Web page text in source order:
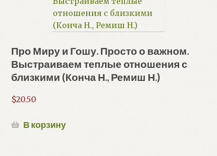
Про Миру и Гошу. Просто о важном.
Выстраиваем теплые отношения с
близкими (Конча Н., Ремиш Н.)
$20.50
В корзину